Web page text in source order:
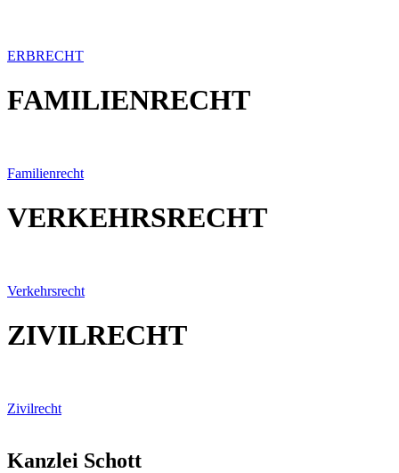
ERBRECHT
FAMILIENRECHT
Familienrecht
VERKEHRSRECHT
Verkehrsrecht
ZIVILRECHT
Zivilrecht
Kanzlei Schott